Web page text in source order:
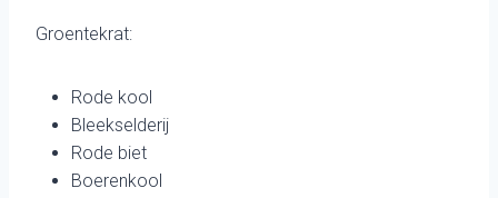
Groentekrat:
Rode kool
Bleekselderij
Rode biet
Boerenkool